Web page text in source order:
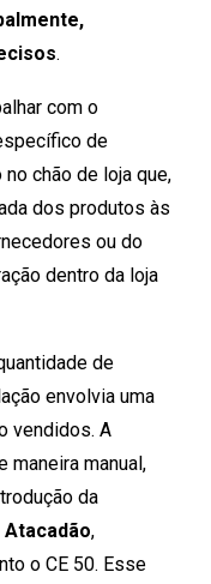
.
com o
de
chão de loja que,
dos produtos às
ou do
dentro da loja
de
envolvia uma
vendidos. A
maneira manual,
da
Atacadão,
o CE 50. Esse